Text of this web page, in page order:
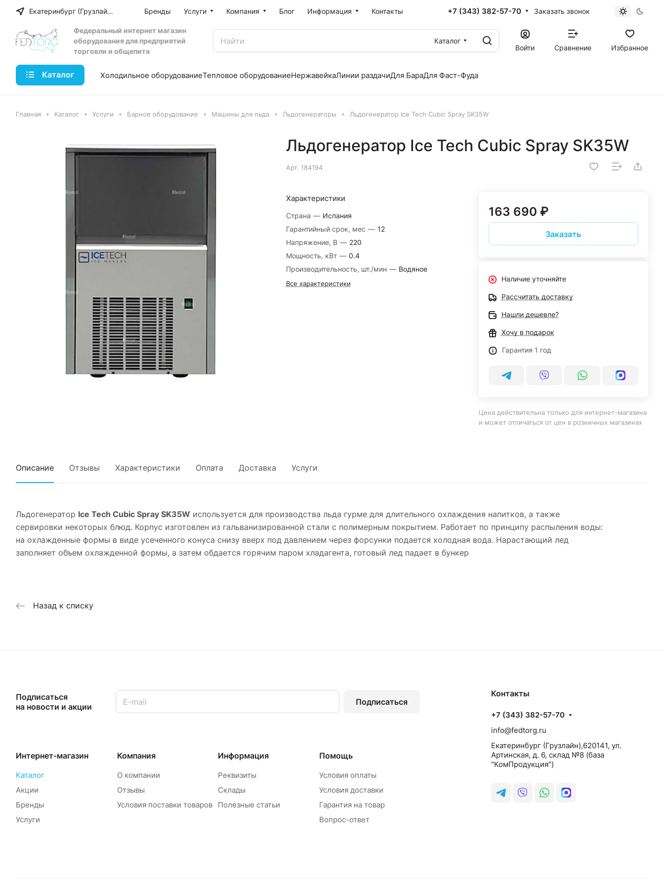
Екатеринбург (Грузлайн) Бренды Услуги Компания Блог Информация Контакты +7 (343) 382-57-70 Заказать звонок
Федеральный интернет магазин
оборудования для предприятий
торговли и общепита
Каталог
Войти
Сравнение Избранное
Каталог Холодильное оборудованиеТепловое оборудованиеНержавейкаЛинии раздачиДля БараДля Фаст-Фуда
Главная Каталог Услуги Барное оборудование Машины для льда Льдогенераторы Льдогенератор Ice Tech Cubic Spray SK35W
Льдогенератор Ice Tech Cubic Spray SK35W
Арт. 184194
Характеристики
Страна — Испания
Гарантийный срок, мес — 12
Напряжение, В — 220
Мощность, кВт — 0.4
Производительность, шт./мин — Водяное
Все характеристики
163 690 ₽
Заказать
Наличие уточняйте
Рассчитать доставку
Нашли дешевле?
Хочу в подарок
Гарантия 1 год
Цена действительна только для интернет-магазина
и может отличаться от цен в розничных магазинах
Описание Отзывы Характеристики Оплата Доставка Услуги
Льдогенератор Ice Tech Cubic Spray SK35W используется для производства льда гурме для длительного охлаждения напитков, а также
сервировки некоторых блюд. Корпус изготовлен из гальванизированной стали с полимерным покрытием. Работает по принципу распыления воды:
на охлажденные формы в виде усеченного конуса снизу вверх под давлением через форсунки подается холодная вода. Нарастающий лед
заполняет объем охлажденной формы, а затем обдается горячим паром хладагента, готовый лед падает в бункер
Назад к списку
Подписаться
на новости и акции
Подписаться
Интернет-магазин
Каталог
Акции
Бренды
Услуги
Компания
О компании
Отзывы
Условия поставки товаров
Информация
Реквизиты
Склады
Полезные статьи
Помощь
Условия оплаты
Условия доставки
Гарантия на товар
Вопрос-ответ
Контакты
+7 (343) 382-57-70
info@fedtorg.ru
Екатеринбург (Грузлайн),620141, ул.
Артинская, д. 6, склад №8 (база
"КомПродукция")